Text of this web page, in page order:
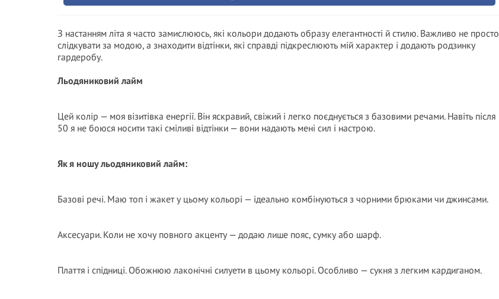
З настанням літа я часто замислююсь, які кольори додають образу елегантності й стилю. Важливо не просто
слідкувати за модою, а знаходити відтінки, які справді підкреслюють мій характер і додають родзинку
гардеробу.
Льодяниковий лайм
Цей колір — моя візитівка енергії. Він яскравий, свіжий і легко поєднується з базовими речами. Навіть після
50 я не боюся носити такі сміливі відтінки — вони надають мені сил і настрою.
Як я ношу льодяниковий лайм:
Базові речі. Маю топ і жакет у цьому кольорі — ідеально комбінуються з чорними брюками чи джинсами.
Аксесуари. Коли не хочу повного акценту — додаю лише пояс, сумку або шарф.
Плаття і спідниці. Обожнюю лаконічні силуети в цьому кольорі. Особливо — сукня з легким кардиганом.